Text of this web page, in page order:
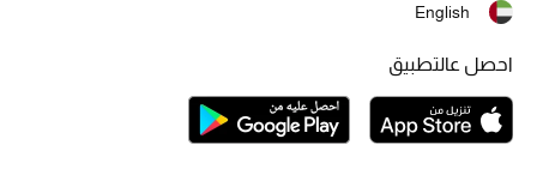
حقائب وأحذية متطابقة
ركن الفخامة
English
احصل عالتطبيق